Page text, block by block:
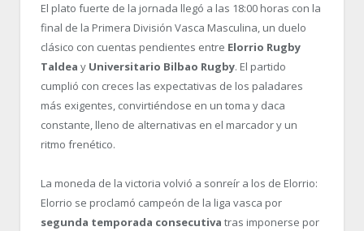
El plato fuerte de la jornada llegó a las 18:00 horas con la
final de la Primera División Vasca Masculina, un duelo
clásico con cuentas pendientes entre Elorrio Rugby
Taldea y Universitario Bilbao Rugby. El partido
cumplió con creces las expectativas de los paladares
más exigentes, convirtiéndose en un toma y daca
constante, lleno de alternativas en el marcador y un
ritmo frenético.
La moneda de la victoria volvió a sonreír a los de Elorrio:
Elorrio se proclamó campeón de la liga vasca por
segunda temporada consecutiva tras imponerse por